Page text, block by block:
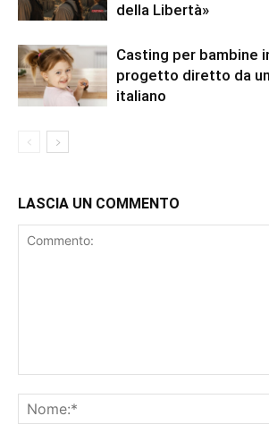
della Libertà»
Casting per bambine
progetto diretto da
italiano
LASCIA UN COMMENTO